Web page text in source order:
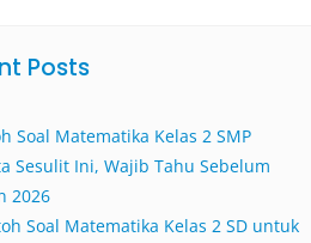
Posts
Soal Matematika Kelas 2 SMP
Sesulit Ini, Wajib Tahu Sebelum
2026
Soal Matematika Kelas 2 SD untuk